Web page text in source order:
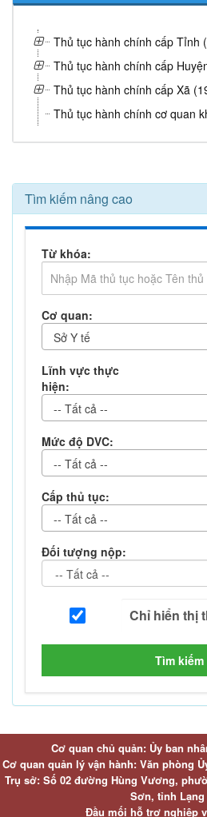
Thủ tục hành chính cấp Tỉnh
Thủ tục hành chính cấp
Thủ tục hành chính cấp Xã
Thủ tục hành chính cơ quan
Tìm kiếm nâng cao
Từ khóa:
Cơ quan:
Sở Y tế
Lĩnh vực thực
hiện:
-- Tất cả --
Mức độ DVC:
-- Tất cả --
Cấp thủ tục:
-- Tất cả --
Đối tượng nộp:
Tìm kiếm
Cơ quan chủ quản: Ủy ban
Cơ quan quản lý vận hành: Văn phòng
Trụ sở: Số 02 đường Hùng Vương,
Sơn, tỉnh
Đầu mối hỗ trợ nghiệp